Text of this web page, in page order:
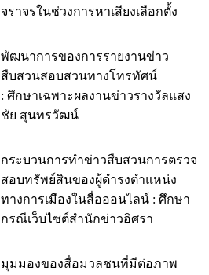
จราจรในช่วงการหาเสียงเลือกตั้ง
พัฒนาการของการรายงานข่าว
สืบสวนสอบสวนทางโทรทัศน์
: ศึกษาเฉพาะผลงานข่าวรางวัลแสง
ชัย สุนทรวัฒน์
กระบวนการทำข่าวสืบสวนการตรวจ
สอบทรัพย์สินของผู้ดำรงตำแหน่ง
ทางการเมืองในสื่อออนไลน์ : ศึกษา
กรณีเว็บไซต์สำนักข่าวอิศรา
มุมมองของสื่อมวลชนที่มีต่อภาพ